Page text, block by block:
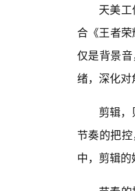
天美
合《王者
仅是背景
绪，深化对
剪辑
节奏的把
中，剪辑的